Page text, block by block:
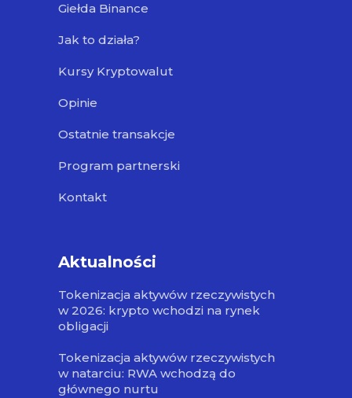
Giełda Binance
Jak to działa?
Kursy Kryptowalut
Opinie
Ostatnie transakcje
Program partnerski
Kontakt
Aktualności
Tokenizacja aktywów rzeczywistych
w 2026: krypto wchodzi na rynek
obligacji
Tokenizacja aktywów rzeczywistych
w natarciu: RWA wchodzą do
głównego nurtu